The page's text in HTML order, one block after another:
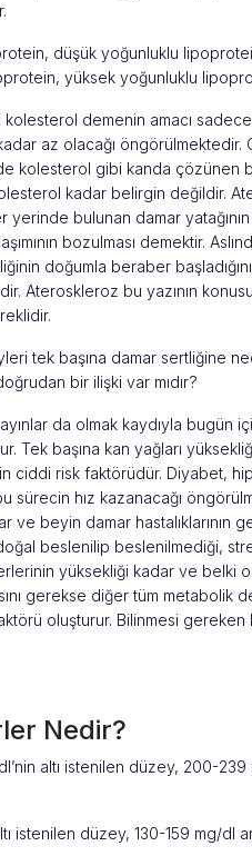
düşük yoğunluklu
yüksek yoğunluklu
demenin amacı
az olacağı öngörülmektedir.
kolesterol gibi kanda çözünen
kadar belirgin değildir.
yerinde bulunan damar
bozulması demektir.
doğumla beraber
Ateroskleroz bu yazının
tek başına damar sertliğine
bir ilişki var mıdır?
da olmak kaydıyla bugün
Tek başına kan yağları
ciddi risk faktörüdür. Diyabet,
sürecin hız kazanacağı
ve beyin damar hastalıklarının
doğal beslenilip beslenilmediği,
yüksekliği kadar ve belki
gerekse diğer tüm metabolik
oluşturur. Bilinmesi
Nedir?
altı istenilen düzey, 200-239
istenilen düzey, 130-159 mg/dl